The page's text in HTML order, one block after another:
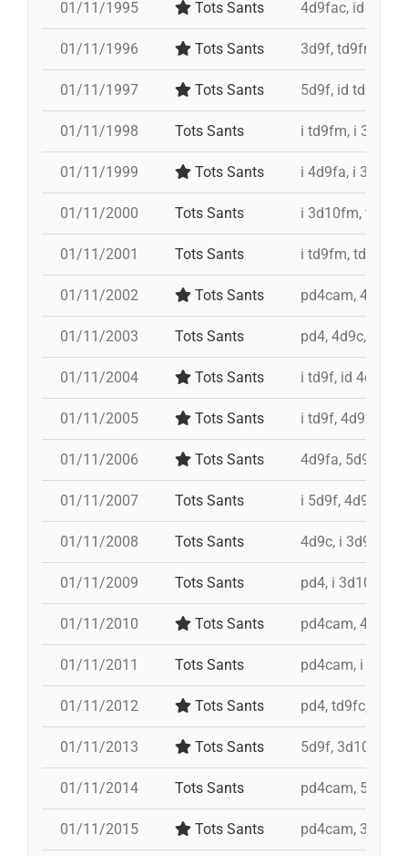
01/11/1995 Tots Sants 4d9fac, id
01/11/1996 Tots Sants 3d9f, td9fm,
01/11/1997 Tots Sants 5d9f, id td9fm,
01/11/1998 Tots Sants i td9fm, i
01/11/1999 Tots Sants i 4d9fa, i
01/11/2000 Tots Sants i 3d10fm,
01/11/2001 Tots Sants i td9fm, td9fm, i
01/11/2002 Tots Sants pd4cam, 4d9c,
01/11/2003 Tots Sants pd4, 4d9c, id
01/11/2004 Tots Sants i td9f, id 4d9f,
01/11/2005 Tots Sants i td9f, 4d9f, i
01/11/2006 Tots Sants 4d9fa, 5d9f,
01/11/2007 Tots Sants i 5d9f, 4d9f,
01/11/2008 Tots Sants 4d9c, i 3d9f,
01/11/2009 Tots Sants pd4, i 3d10fm,
01/11/2010 Tots Sants pd4cam, 4d9fa,
01/11/2011 Tots Sants pd4cam, i
01/11/2012 Tots Sants pd4, td9fc, 4d9,
01/11/2013 Tots Sants 5d9f, 3d10fm, i
01/11/2014 Tots Sants pd4cam, 5d9f,
01/11/2015 Tots Sants pd4cam, 3d9fa,